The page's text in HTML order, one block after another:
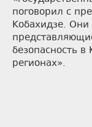
поговорил с
Кобахидзе.
безопасность
регионах».